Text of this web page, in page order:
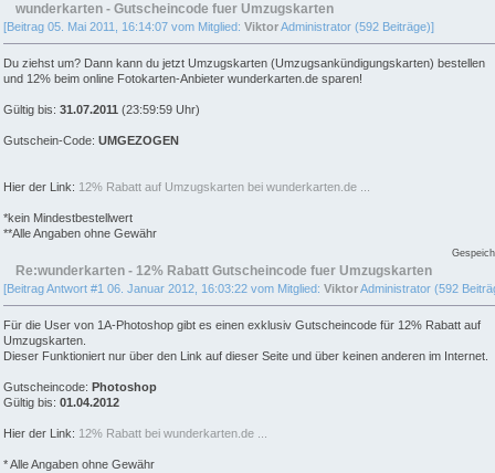
wunderkarten - Gutscheincode fuer Umzugskarten
[Beitrag 05. Mai 2011, 16:14:07 vom Mitglied: ViktorAdministrator (592 Beiträge)]
Du ziehst um? Dann kann du jetzt Umzugskarten (Umzugsankündigungskarten) bestellen
und 12% beim online Fotokarten-Anbieter wunderkarten.de sparen!
Gültig bis: 31.07.2011 (23:59:59 Uhr)
Gutschein-Code: UMGEZOGEN
Hier der Link: 12% Rabatt auf Umzugskarten bei wunderkarten.de ...
*kein Mindestbestellwert
**Alle Angaben ohne Gewähr
Re:wunderkarten - 12% Rabatt Gutscheincode fuer Umzugskarten
[Beitrag Antwort #1 06. Januar 2012, 16:03:22 vom Mitglied: ViktorAdministrator (592
Für die User von 1A-Photoshop gibt es einen exklusiv Gutscheincode für 12% Rabatt auf
Umzugskarten.
Dieser Funktioniert nur über den Link auf dieser Seite und über keinen anderen im Internet.
Gutscheincode: Photoshop
Gültig bis: 01.04.2012
Hier der Link: 12% Rabatt bei wunderkarten.de ...
* Alle Angaben ohne Gewähr